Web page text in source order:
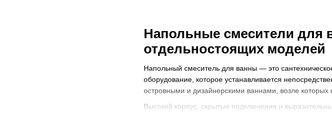
Напольные смесители для
отдельностоящих моделей
Напольный смеситель для ванны — это
оборудование, которое устанавливается
островными и дизайнерскими ваннами, возле
Высокий корпус, скрытые подключения и